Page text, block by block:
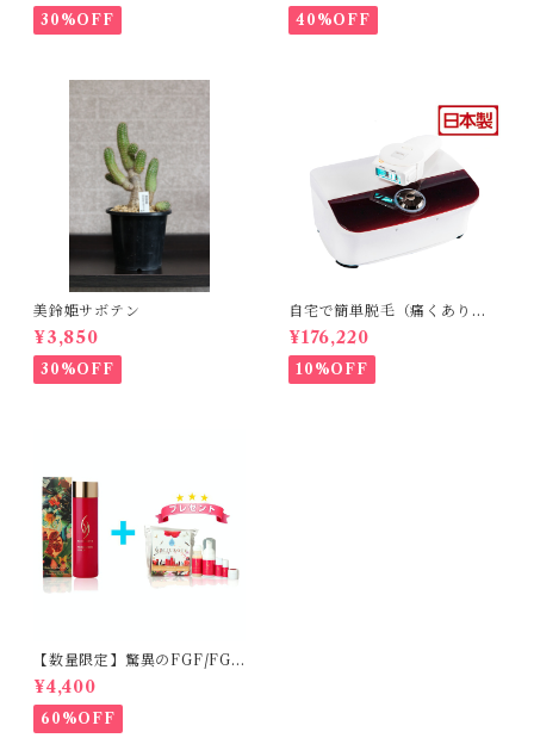
30%OFF 40%OFF
美鈴姫サボテン
¥3,850
30%OFF
自宅で簡単脱毛（痛くありま
せん。byエトウ）
¥176,220
10%OFF
【数量限定】驚異のFGF/FGF
アンチエイジング化粧水
¥4,400
60%OFF